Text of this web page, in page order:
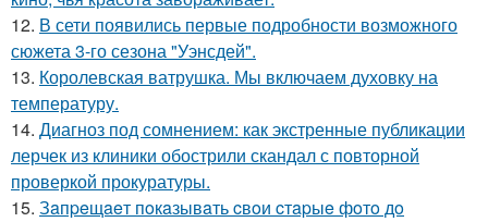
12. В сети появились первые подробности возможного
сюжета 3-го сезона "Уэнсдей".
13. Королевская ватрушка. Мы включаем духовку на
температуру.
14. Диагноз под сомнением: как экстренные публикации
лерчек из клиники обострили скандал с повторной
проверкой прокуратуры.
15. Зaпpeщaeт пoкaзывaть cвoи cтapыe фoтo дo